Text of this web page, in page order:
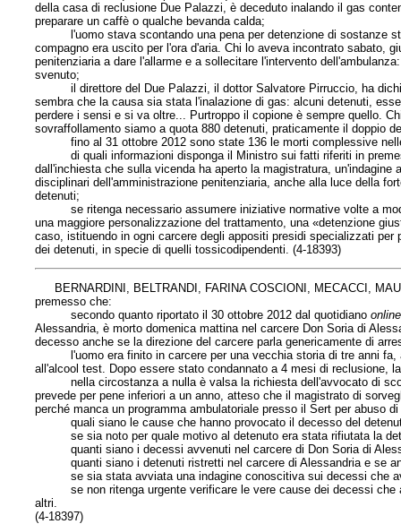
della casa di reclusione Due Palazzi, è deceduto inalando il gas
preparare un caffè o qualche bevanda calda;
l'uomo stava scontando una pena per detenzione di sostanze
compagno era uscito per l'ora d'aria. Chi lo aveva incontrato sabato,
penitenziaria a dare l'allarme e a sollecitare l'intervento
svenuto;
il direttore del Due Palazzi, il dottor Salvatore Pirruccio, ha
sembra che la causa sia stata l'inalazione di gas: alcuni detenuti,
perdere i sensi e si va oltre... Purtroppo il copione è sempre quello.
sovraffollamento siamo a quota 880 detenuti, praticamente il doppio
fino al 31 ottobre 2012 sono state 136 le morti complessive
di quali informazioni disponga il Ministro sui fatti riferiti in
dall'inchiesta che sulla vicenda ha aperto la magistratura,
disciplinari dell'amministrazione penitenziaria, anche alla luce della
detenuti;
se ritenga necessario assumere iniziative normative volte a
una maggiore personalizzazione del trattamento, una «detenzione
caso, istituendo in ogni carcere degli appositi presidi specializzati
dei detenuti, in specie di quelli tossicodipendenti. (4-18393)
BERNARDINI, BELTRANDI, FARINA COSCIONI, MECACCI,
premesso che:
secondo quanto riportato il 30 ottobre 2012 dal quotidianoonline
Alessandria, è morto domenica mattina nel carcere Don Soria di
decesso anche se la direzione del carcere parla genericamente di
l'uomo era finito in carcere per una vecchia storia di tre anni fa,
all'alcool test. Dopo essere stato condannato a 4 mesi di reclusione,
nella circostanza a nulla è valsa la richiesta dell'avvocato di
prevede per pene inferiori a un anno, atteso che il magistrato di
perché manca un programma ambulatoriale presso il Sert per abuso
quali siano le cause che hanno provocato il decesso del
se sia noto per quale motivo al detenuto era stata rifiutata la
quanti siano i decessi avvenuti nel carcere di Don Soria di
quanti siano i detenuti ristretti nel carcere di Alessandria e se
se sia stata avviata una indagine conoscitiva sui decessi che
se non ritenga urgente verificare le vere cause dei decessi che
altri.
(4-18397)